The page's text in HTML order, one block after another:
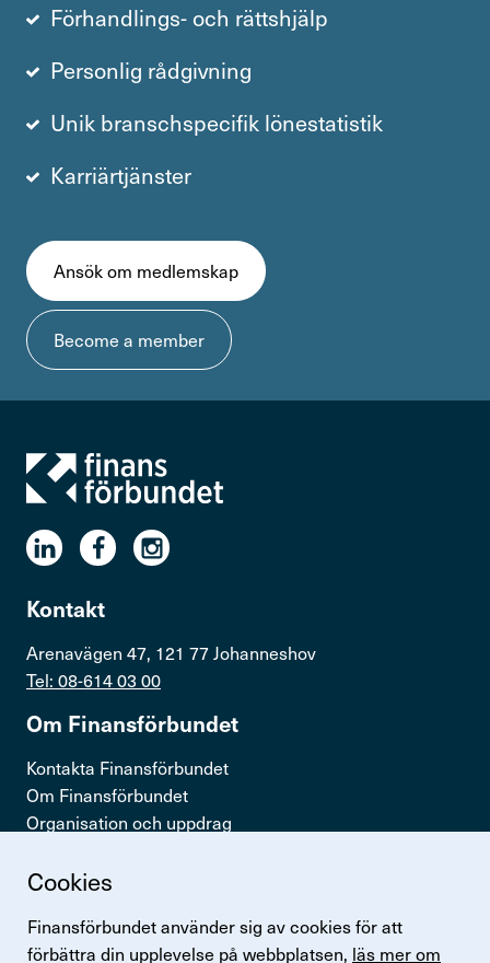
Cookies
Finansförbundet använder sig av cookies för att
förbättra din upplevelse på webbplatsen, läs mer om
Förhandlings- och rättshjälp
Personlig rådgivning
Unik branschspecifik lönestatistik
Karriärtjänster
Ansök om medlemskap
Become a member
Kontakt
Arenavägen 47, 121 77 Johanneshov
Tel: 08-614 03 00
Om Finans­för­bundet
Kontakta Finansförbundet
Om Finansförbundet
Organisation och uppdrag
Snabb­länkar
Logga in